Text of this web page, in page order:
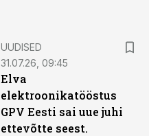
UUDISED
31.07.26, 09:45
Elva
elektroonikatööstus
GPV Eesti sai uue juhi
ettevõtte seest.